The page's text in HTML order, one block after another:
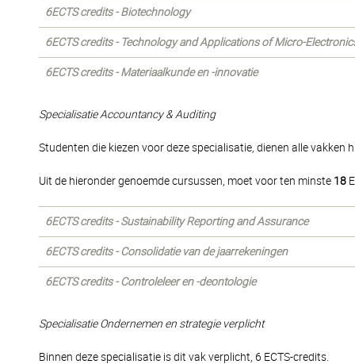
6ECTS credits - Biotechnology
6ECTS credits - Technology and Applications of Micro-
6ECTS credits - Materiaalkunde en -innovatie
Specialisatie Accountancy & Auditing
Studenten die kiezen voor deze specialisatie, dienen alle vakken
Uit de hieronder genoemde cursussen, moet voor ten minste 18
6ECTS credits - Sustainability Reporting and Assurance
6ECTS credits - Consolidatie van de jaarrekeningen
6ECTS credits - Controleleer en -deontologie
Specialisatie Ondernemen en strategie verplicht
Binnen deze specialisatie is dit vak verplicht, 6 ECTS-credits.